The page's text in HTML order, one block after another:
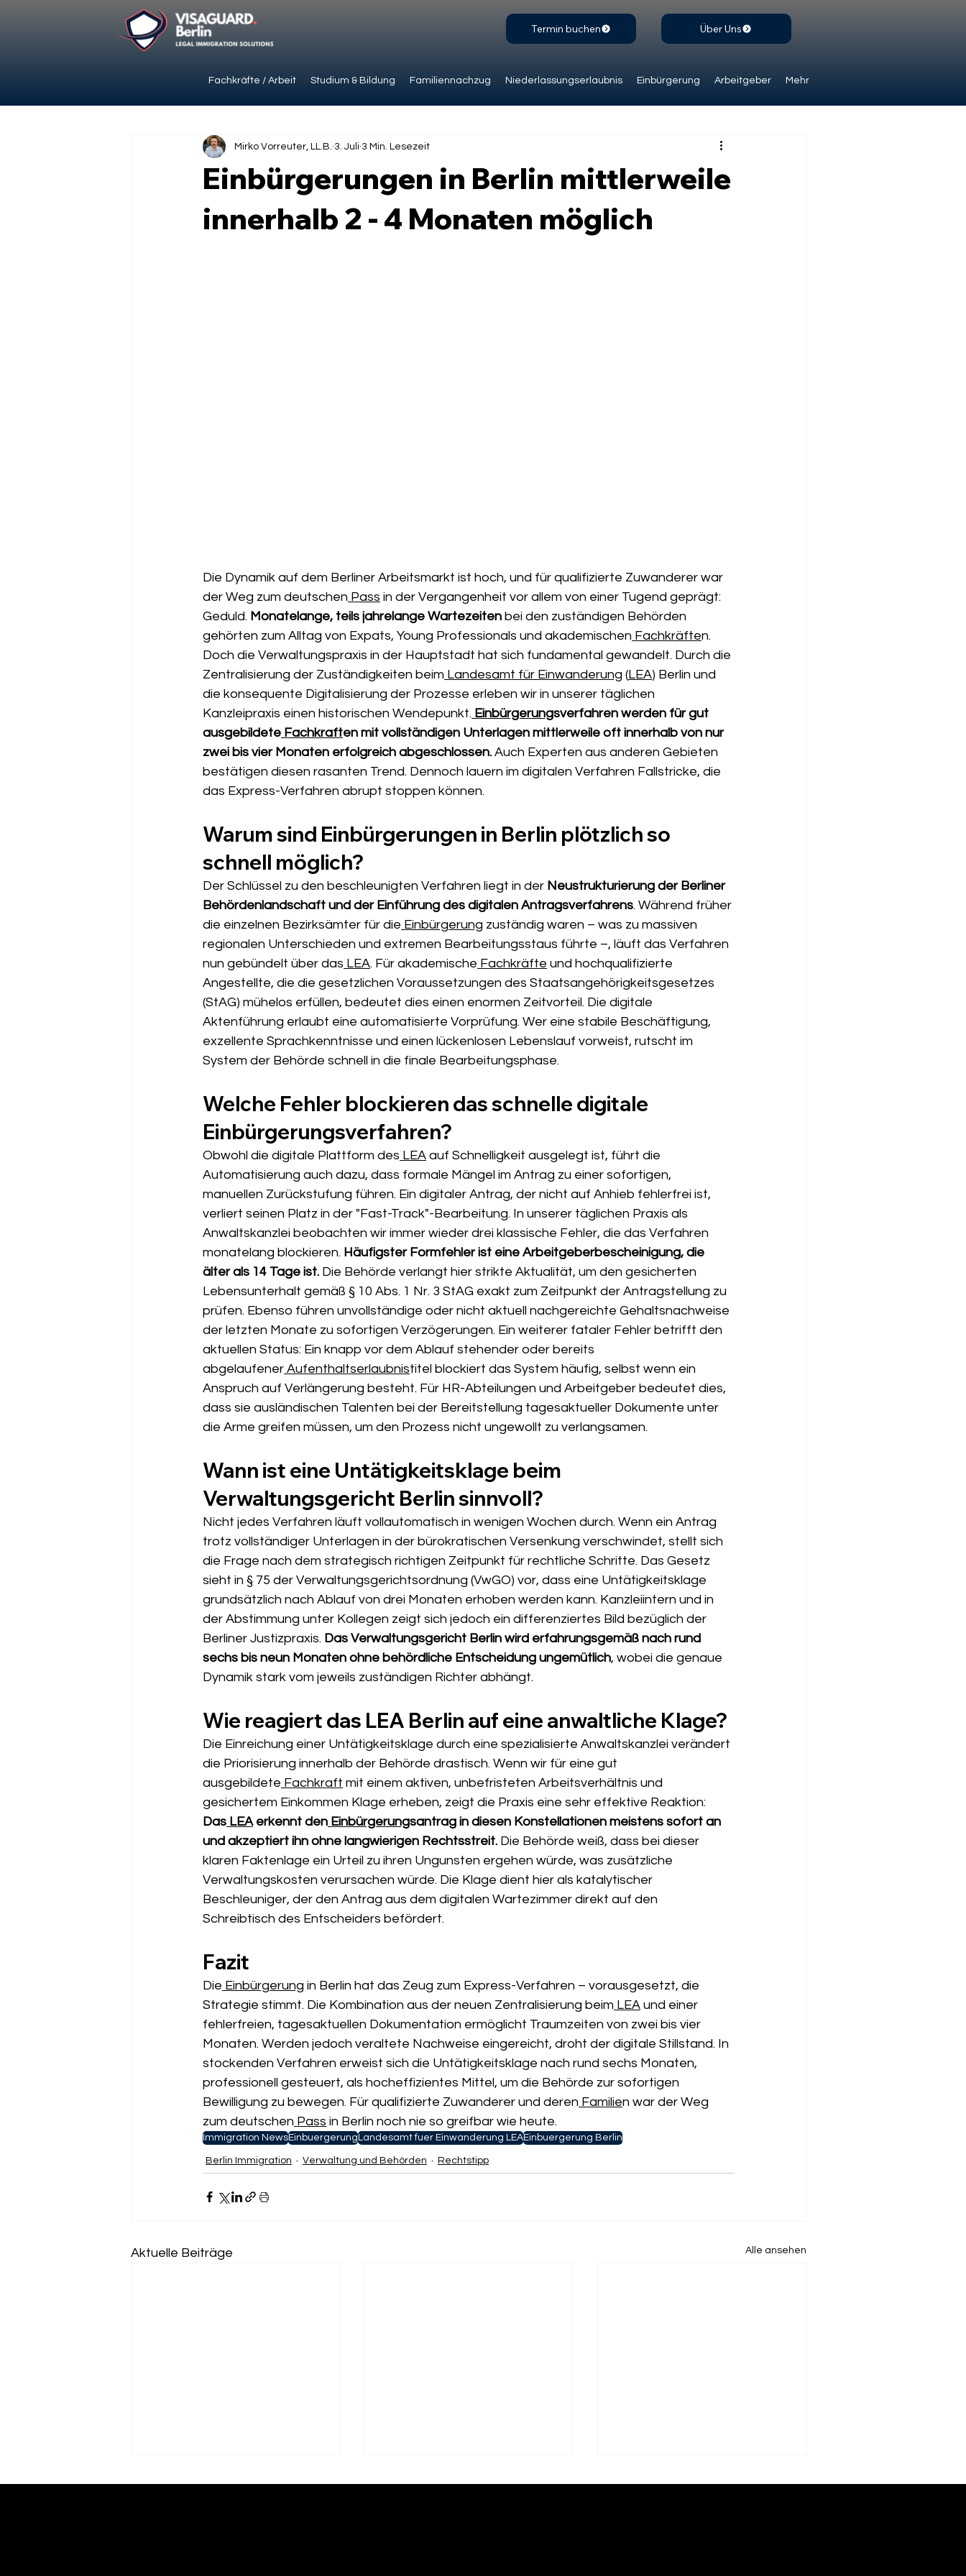
Fachkräfte / Arbeit Studium & Bildung Familiennachzug Niederlassungserlaubnis Einbürgerung Arbeitgeber Mehr
Termin buchen Über Uns
Einbürgerungen in Berlin mittlerweile
innerhalb 2 - 4 Monaten möglich
Mirko Vorreuter, LL.B. 3. Juli 3 Min. Lesezeit
Die Dynamik auf dem Berliner Arbeitsmarkt ist hoch, und für qualifizierte Zuwanderer war
der Weg zum deutschen Pass in der Vergangenheit vor allem von einer Tugend geprägt:
Geduld. Monatelange, teils jahrelange Wartezeiten bei den zuständigen Behörden
gehörten zum Alltag von Expats, Young Professionals und akademischen Fachkräften.
Doch die Verwaltungspraxis in der Hauptstadt hat sich fundamental gewandelt. Durch die
Zentralisierung der Zuständigkeiten beim Landesamt für Einwanderung (LEA) Berlin und
die konsequente Digitalisierung der Prozesse erleben wir in unserer täglichen
Kanzleipraxis einen historischen Wendepunkt. Einbürgerungsverfahren werden für gut
ausgebildete Fachkraften mit vollständigen Unterlagen mittlerweile oft innerhalb von nur
zwei bis vier Monaten erfolgreich abgeschlossen. Auch Experten aus anderen Gebieten
bestätigen diesen rasanten Trend. Dennoch lauern im digitalen Verfahren Fallstricke, die
das Express-Verfahren abrupt stoppen können.
Warum sind Einbürgerungen in Berlin plötzlich so
schnell möglich?
Der Schlüssel zu den beschleunigten Verfahren liegt in der Neustrukturierung der Berliner
Behördenlandschaft und der Einführung des digitalen Antragsverfahrens. Während früher
die einzelnen Bezirksämter für die Einbürgerung zuständig waren – was zu massiven
regionalen Unterschieden und extremen Bearbeitungsstaus führte –, läuft das Verfahren
nun gebündelt über das LEA. Für akademische Fachkräfte und hochqualifizierte
Angestellte, die die gesetzlichen Voraussetzungen des Staatsangehörigkeitsgesetzes
(StAG) mühelos erfüllen, bedeutet dies einen enormen Zeitvorteil. Die digitale
Aktenführung erlaubt eine automatisierte Vorprüfung. Wer eine stabile Beschäftigung,
exzellente Sprachkenntnisse und einen lückenlosen Lebenslauf vorweist, rutscht im
System der Behörde schnell in die finale Bearbeitungsphase.
Welche Fehler blockieren das schnelle digitale
Einbürgerungsverfahren?
Obwohl die digitale Plattform des LEA auf Schnelligkeit ausgelegt ist, führt die
Automatisierung auch dazu, dass formale Mängel im Antrag zu einer sofortigen,
manuellen Zurückstufung führen. Ein digitaler Antrag, der nicht auf Anhieb fehlerfrei ist,
verliert seinen Platz in der "Fast-Track"-Bearbeitung. In unserer täglichen Praxis als
Anwaltskanzlei beobachten wir immer wieder drei klassische Fehler, die das Verfahren
monatelang blockieren. Häufigster Formfehler ist eine Arbeitgeberbescheinigung, die
älter als 14 Tage ist. Die Behörde verlangt hier strikte Aktualität, um den gesicherten
Lebensunterhalt gemäß § 10 Abs. 1 Nr. 3 StAG exakt zum Zeitpunkt der Antragstellung zu
prüfen. Ebenso führen unvollständige oder nicht aktuell nachgereichte Gehaltsnachweise
der letzten Monate zu sofortigen Verzögerungen. Ein weiterer fataler Fehler betrifft den
aktuellen Status: Ein knapp vor dem Ablauf stehender oder bereits
abgelaufener Aufenthaltserlaubnistitel blockiert das System häufig, selbst wenn ein
Anspruch auf Verlängerung besteht. Für HR-Abteilungen und Arbeitgeber bedeutet dies,
dass sie ausländischen Talenten bei der Bereitstellung tagesaktueller Dokumente unter
die Arme greifen müssen, um den Prozess nicht ungewollt zu verlangsamen.
Wann ist eine Untätigkeitsklage beim
Verwaltungsgericht Berlin sinnvoll?
Nicht jedes Verfahren läuft vollautomatisch in wenigen Wochen durch. Wenn ein Antrag
trotz vollständiger Unterlagen in der bürokratischen Versenkung verschwindet, stellt sich
die Frage nach dem strategisch richtigen Zeitpunkt für rechtliche Schritte. Das Gesetz
sieht in § 75 der Verwaltungsgerichtsordnung (VwGO) vor, dass eine Untätigkeitsklage
grundsätzlich nach Ablauf von drei Monaten erhoben werden kann. Kanzleiintern und in
der Abstimmung unter Kollegen zeigt sich jedoch ein differenziertes Bild bezüglich der
Berliner Justizpraxis. Das Verwaltungsgericht Berlin wird erfahrungsgemäß nach rund
sechs bis neun Monaten ohne behördliche Entscheidung ungemütlich, wobei die genaue
Dynamik stark vom jeweils zuständigen Richter abhängt.
Wie reagiert das LEA Berlin auf eine anwaltliche Klage?
Die Einreichung einer Untätigkeitsklage durch eine spezialisierte Anwaltskanzlei verändert
die Priorisierung innerhalb der Behörde drastisch. Wenn wir für eine gut
ausgebildete Fachkraft mit einem aktiven, unbefristeten Arbeitsverhältnis und
gesichertem Einkommen Klage erheben, zeigt die Praxis eine sehr effektive Reaktion:
Das LEA erkennt den Einbürgerungsantrag in diesen Konstellationen meistens sofort an
und akzeptiert ihn ohne langwierigen Rechtsstreit. Die Behörde weiß, dass bei dieser
klaren Faktenlage ein Urteil zu ihren Ungunsten ergehen würde, was zusätzliche
Verwaltungskosten verursachen würde. Die Klage dient hier als katalytischer
Beschleuniger, der den Antrag aus dem digitalen Wartezimmer direkt auf den
Schreibtisch des Entscheiders befördert.
Fazit
Die Einbürgerung in Berlin hat das Zeug zum Express-Verfahren – vorausgesetzt, die
Strategie stimmt. Die Kombination aus der neuen Zentralisierung beim LEA und einer
fehlerfreien, tagesaktuellen Dokumentation ermöglicht Traumzeiten von zwei bis vier
Monaten. Werden jedoch veraltete Nachweise eingereicht, droht der digitale Stillstand. In
stockenden Verfahren erweist sich die Untätigkeitsklage nach rund sechs Monaten,
professionell gesteuert, als hocheffizientes Mittel, um die Behörde zur sofortigen
Bewilligung zu bewegen. Für qualifizierte Zuwanderer und deren Familien war der Weg
zum deutschen Pass in Berlin noch nie so greifbar wie heute.
Immigration NewsEinbuergerungLandesamt fuer Einwanderung LEAEinbuergerung Berlin
Berlin Immigration Verwaltung und Behörden Rechtstipp
Aktuelle Beiträge Alle ansehen